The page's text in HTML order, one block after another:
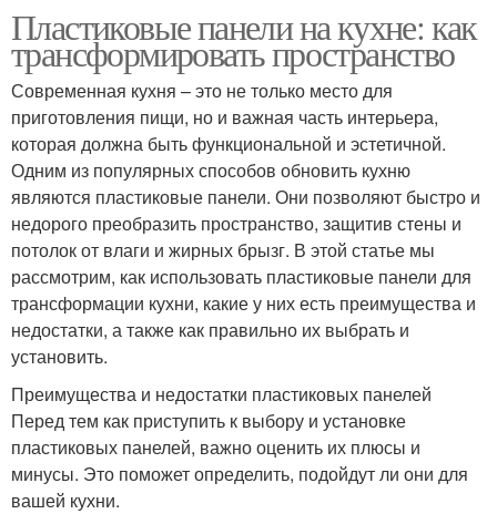
Пластиковые панели на кухне: как
трансформировать пространство
Современная кухня – это не только место для
приготовления пищи, но и важная часть интерьера,
которая должна быть функциональной и эстетичной.
Одним из популярных способов обновить кухню
являются пластиковые панели. Они позволяют быстро и
недорого преобразить пространство, защитив стены и
потолок от влаги и жирных брызг. В этой статье мы
рассмотрим, как использовать пластиковые панели для
трансформации кухни, какие у них есть преимущества и
недостатки, а также как правильно их выбрать и
установить.
Преимущества и недостатки пластиковых панелей
Перед тем как приступить к выбору и установке
пластиковых панелей, важно оценить их плюсы и
минусы. Это поможет определить, подойдут ли они для
вашей кухни.